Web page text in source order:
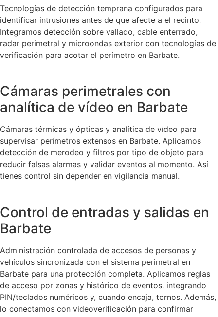
Tecnologías de detección temprana configurados para
identificar intrusiones antes de que afecte a el recinto.
Integramos detección sobre vallado, cable enterrado,
radar perimetral y microondas exterior con tecnologías de
verificación para acotar el perímetro en Barbate.
Cámaras perimetrales con
analítica de vídeo en Barbate
Cámaras térmicas y ópticas y analítica de vídeo para
supervisar perímetros extensos en Barbate. Aplicamos
detección de merodeo y filtros por tipo de objeto para
reducir falsas alarmas y validar eventos al momento. Así
tienes control sin depender en vigilancia manual.
Control de entradas y salidas en
Barbate
Administración controlada de accesos de personas y
vehículos sincronizada con el sistema perimetral en
Barbate para una protección completa. Aplicamos reglas
de acceso por zonas y histórico de eventos, integrando
PIN/teclados numéricos y, cuando encaja, tornos. Además,
lo conectamos con videoverificación para confirmar